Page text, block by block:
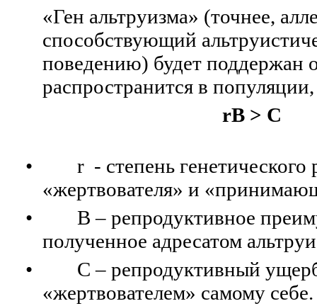
«Ген альтруизма» (точнее,
способствующий
поведению) будет поддержан
распространится в
rB > C
• r - степень генетического
«жертвователя» и
•
B – репродуктивное
полученное адресатом
•
C – репродуктивный
«жертвователем» самому себе.